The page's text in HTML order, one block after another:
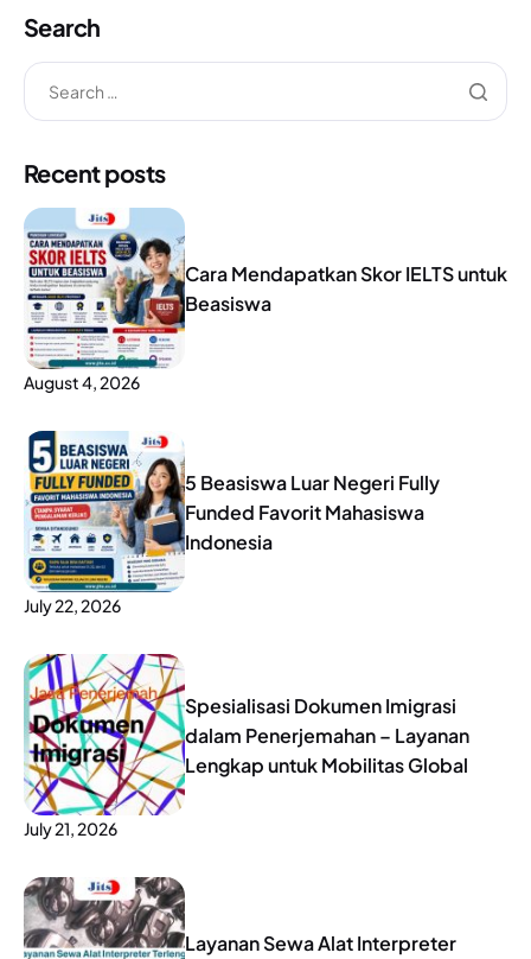
Search
Recent posts
Cara Mendapatkan Skor IELTS untuk
Beasiswa
August 4, 2026
5 Beasiswa Luar Negeri Fully
Funded Favorit Mahasiswa
Indonesia
July 22, 2026
Spesialisasi Dokumen Imigrasi
dalam Penerjemahan – Layanan
Lengkap untuk Mobilitas Global
July 21, 2026
Layanan Sewa Alat Interpreter